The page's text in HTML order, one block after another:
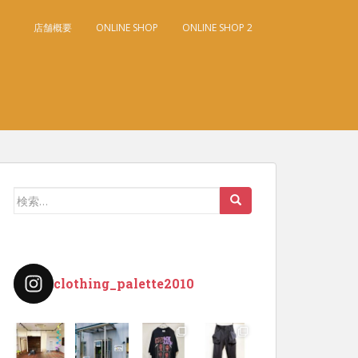
店舗概要 ONLINE SHOP ONLINE SHOP 2
検
clothing_palette2010